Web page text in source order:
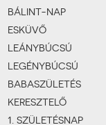
BÁLINT-NAP
ESKÜVŐ
LEÁNYBÚCSÚ
LEGÉNYBÚCSÚ
BABASZÜLETÉS
KERESZTELŐ
1. SZÜLETÉSNAP